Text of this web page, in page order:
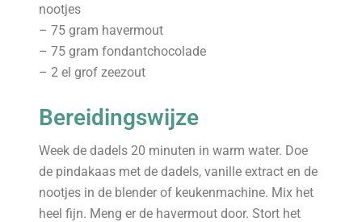
nootjes
– 75 gram havermout
– 75 gram fondantchocolade
– 2 el grof zeezout
Bereidingswijze
Week de dadels 20 minuten in warm water. Doe
de pindakaas met de dadels, vanille extract en de
nootjes in de blender of keukenmachine. Mix het
heel fijn. Meng er de havermout door. Stort het